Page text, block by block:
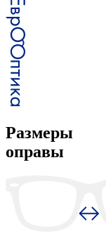
Размеры
оправы